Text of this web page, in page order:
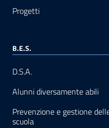
Progetti
B.E.S.
D.S.A.
Alunni diversamente abili
Prevenzione e gestione
scuola